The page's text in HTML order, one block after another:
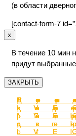
с
с
от
от
с
с
от
(в области
[contact-form-7
x
В течение 10 мин
придут
ЗАКРЫТЬ